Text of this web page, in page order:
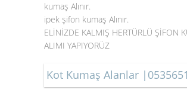
kumaş Alınır.
ipek şifon kumaş Alınır.
ELİNİZDE KALMIŞ HERTÜRLÜ ŞİFON
ALIMI YAPIYORÜZ
Kot Kumaş Alanlar